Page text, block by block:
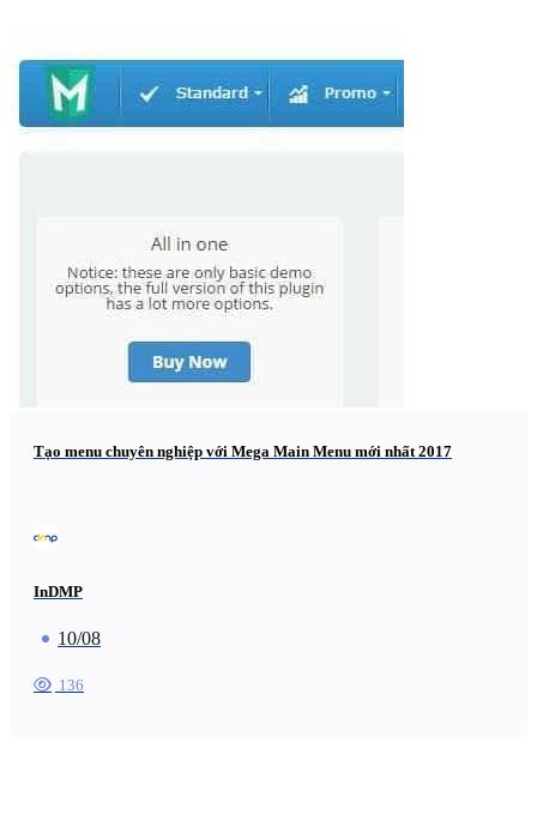
Tạo menu chuyên nghiệp với Mega Main Menu mới nhất 2017
InDMP
10/08
136